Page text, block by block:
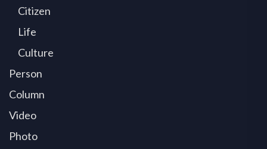
Citizen
Life
Culture
Person
Column
Video
Photo